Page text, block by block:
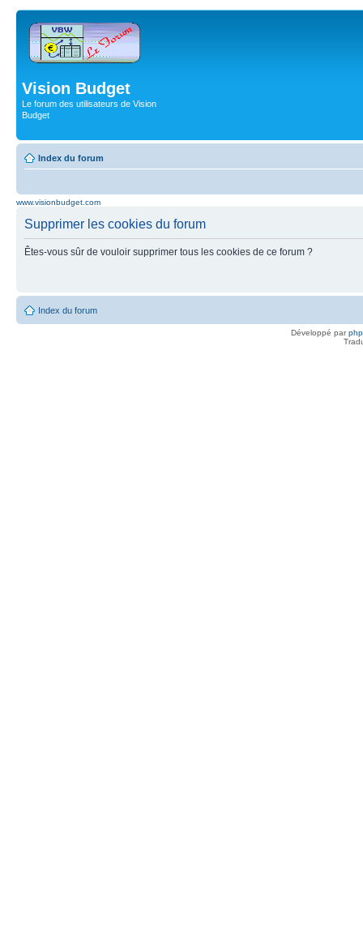
Vision Budget
Le forum des utilisateurs de Vision
Budget
Index du forum
www.visionbudget.com
Supprimer les cookies du forum
Êtes-vous sûr de vouloir supprimer tous les cookies de ce forum ?
Index du forum
Développé par